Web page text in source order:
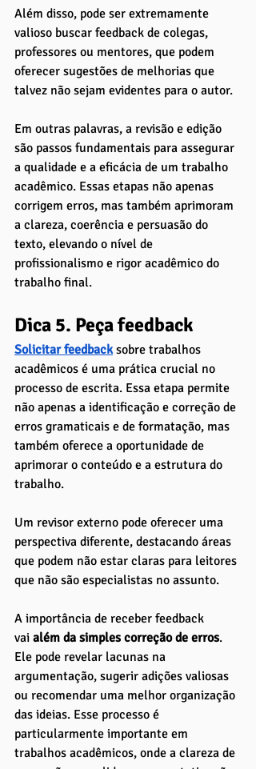
Além disso, pode ser extremamente
valioso buscar feedback de colegas,
professores ou mentores, que podem
oferecer sugestões de melhorias que
talvez não sejam evidentes para o autor.
Em outras palavras, a revisão e edição
são passos fundamentais para assegurar
a qualidade e a eficácia de um trabalho
acadêmico. Essas etapas não apenas
corrigem erros, mas também aprimoram
a clareza, coerência e persuasão do
texto, elevando o nível de
profissionalismo e rigor acadêmico do
trabalho final.
Dica 5. Peça feedback
Solicitar feedback sobre trabalhos
acadêmicos é uma prática crucial no
processo de escrita. Essa etapa permite
não apenas a identificação e correção de
erros gramaticais e de formatação, mas
também oferece a oportunidade de
aprimorar o conteúdo e a estrutura do
trabalho.
Um revisor externo pode oferecer uma
perspectiva diferente, destacando áreas
que podem não estar claras para leitores
que não são especialistas no assunto.
A importância de receber feedback
vai além da simples correção de erros.
Ele pode revelar lacunas na
argumentação, sugerir adições valiosas
ou recomendar uma melhor organização
das ideias. Esse processo é
particularmente importante em
trabalhos acadêmicos, onde a clareza de